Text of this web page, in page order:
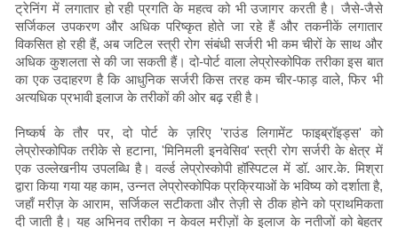
ट्रेनिंग में लगातार हो रही प्रगति के महत्व को भी उजागर करती है। जैसे-जैसे
सर्जिकल उपकरण और अधिक परिष्कृत होते जा रहे हैं और तकनीकें लगातार
विकसित हो रही हैं, अब जटिल स्त्री रोग संबंधी सर्जरी भी कम चीरों के साथ और
अधिक कुशलता से की जा सकती हैं। दो-पोर्ट वाला लेप्रोस्कोपिक तरीका इस बात
का एक उदाहरण है कि आधुनिक सर्जरी किस तरह कम चीर-फाड़ वाले, फिर भी
अत्यधिक प्रभावी इलाज के तरीकों की ओर बढ़ रही है।
निष्कर्ष के तौर पर, दो पोर्ट के ज़रिए 'राउंड लिगामेंट फाइब्रॉइड्स' को
लेप्रोस्कोपिक तरीके से हटाना, 'मिनिमली इनवेसिव' स्त्री रोग सर्जरी के क्षेत्र में
एक उल्लेखनीय उपलब्धि है। वर्ल्ड लेप्रोस्कोपी हॉस्पिटल में डॉ. आर.के. मिश्रा
द्वारा किया गया यह काम, उन्नत लेप्रोस्कोपिक प्रक्रियाओं के भविष्य को दर्शाता है,
जहाँ मरीज़ के आराम, सर्जिकल सटीकता और तेज़ी से ठीक होने को प्राथमिकता
दी जाती है। यह अभिनव तरीका न केवल मरीज़ों के इलाज के नतीजों को बेहतर